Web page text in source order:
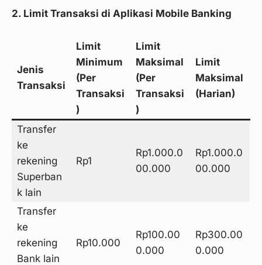
2. Limit Transaksi di Aplikasi Mobile Banking
Jenis
Transaksi
Limit
Minimum
(Per
Transaksi
)
Limit
Maksimal
(Per
Transaksi
)
Limit
Maksimal
(Harian)
Transfer
ke
rekening
Superban
k lain
Rp1
Rp1.000.0
00.000
Rp1.000.0
00.000
Transfer
ke
rekening
Bank lain
Rp10.000
Rp100.00
0.000
Rp300.00
0.000